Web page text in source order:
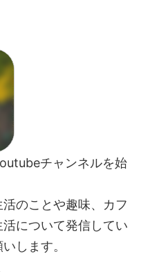
チャンネルを始
のことや趣味、カフ
について発信してい
します。